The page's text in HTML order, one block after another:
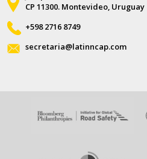
CP 11300. Montevideo, Uruguay
+598 2716 8749
secretaria@latinncap.com